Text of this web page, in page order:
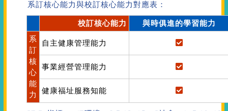
系訂核心能力與校訂核心能力對應表：
校訂核心能力
與時俱進的學習能力
系
訂
核
心
能
力
自主健康管理能力
事業經營管理能力
健康福址服務知能